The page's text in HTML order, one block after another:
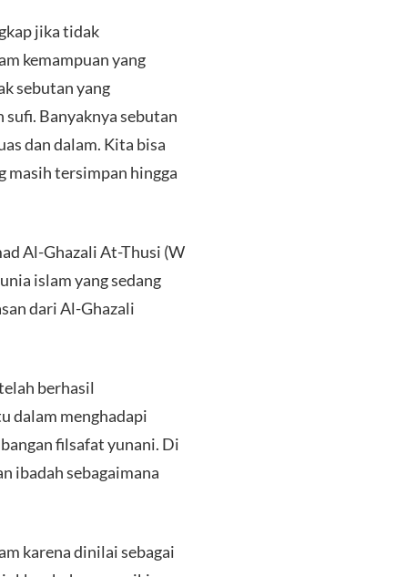
jika tidak
kemampuan yang
sebutan yang
Banyaknya sebutan
dan dalam. Kita bisa
masih tersimpan hingga
Al-Ghazali At-Thusi (W
islam yang sedang
dari Al-Ghazali
berhasil
dalam menghadapi
filsafat yunani. Di
ibadah sebagaimana
karena dinilai sebagai